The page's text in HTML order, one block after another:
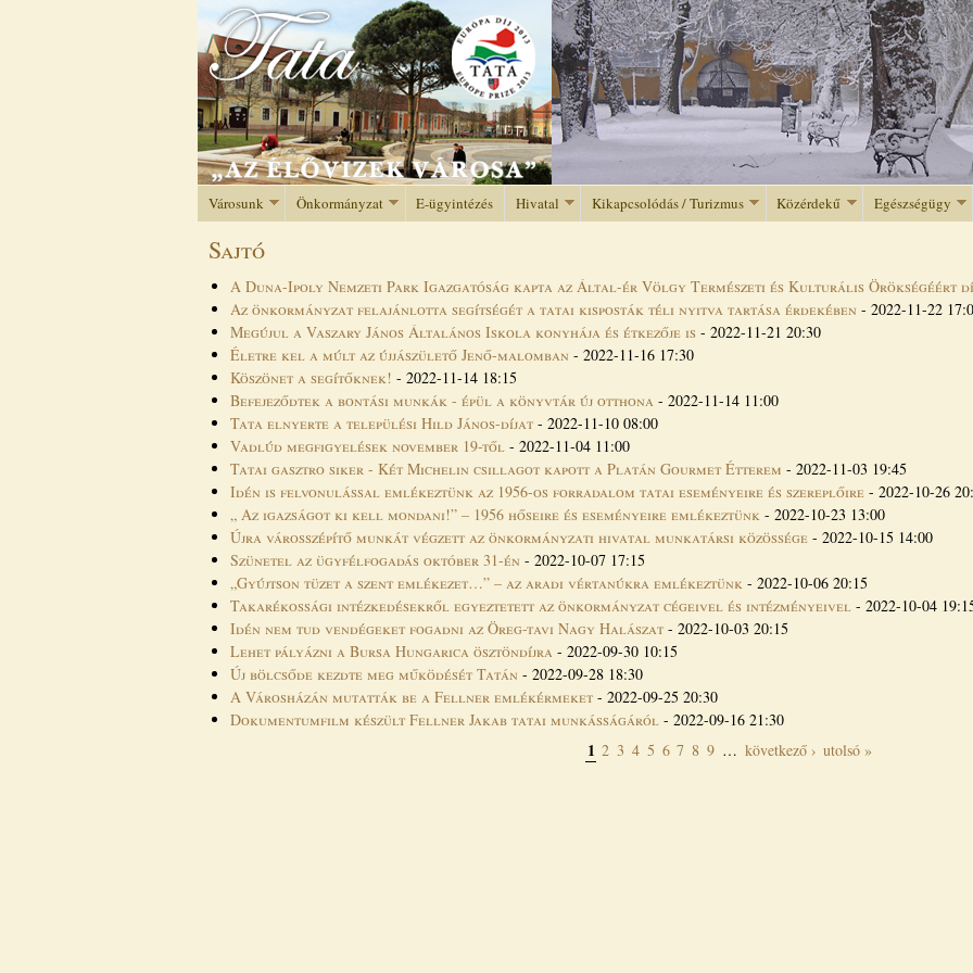
Jump to navigation
Városunk Önkormányzat E-ügyintézés Hivatal Kikapcsolódás / Turizmus Közérdekű Egészségügy
Sajtó
A Duna-Ipoly Nemzeti Park Igazgatóság kapta az Által-ér Völgy Természeti és Kulturális Örökségéért
Az önkormányzat felajánlotta segítségét a tatai kisposták téli nyitva tartása érdekében - 2022-11-22
Megújul a Vaszary János Általános Iskola konyhája és étkezője is - 2022-11-21 20:30
Életre kel a múlt az újjászülető Jenő-malomban - 2022-11-16 17:30
Köszönet a segítőknek! - 2022-11-14 18:15
Befejeződtek a bontási munkák - épül a könyvtár új otthona - 2022-11-14 11:00
Tata elnyerte a települési Hild János-díjat - 2022-11-10 08:00
Vadlúd megfigyelések november 19-től - 2022-11-04 11:00
Tatai gasztro siker - Két Michelin csillagot kapott a Platán Gourmet Étterem - 2022-11-03 19:45
Idén is felvonulással emlékeztünk az 1956-os forradalom tatai eseményeire és szereplőire - 2022-10-26
„ Az igazságot ki kell mondani!” – 1956 hőseire és eseményeire emlékeztünk - 2022-10-23 13:00
Újra városszépítő munkát végzett az önkormányzati hivatal munkatársi közössége - 2022-10-15 14:00
Szünetel az ügyfélfogadás október 31-én - 2022-10-07 17:15
„Gyújtson tüzet a szent emlékezet…” – az aradi vértanúkra emlékeztünk - 2022-10-06 20:15
Takarékossági intézkedésekről egyeztetett az önkormányzat cégeivel és intézményeivel - 2022-10-04
Idén nem tud vendégeket fogadni az Öreg-tavi Nagy Halászat - 2022-10-03 20:15
Lehet pályázni a Bursa Hungarica ösztöndíjra - 2022-09-30 10:15
Új bölcsőde kezdte meg működését Tatán - 2022-09-28 18:30
A Városházán mutatták be a Fellner emlékérmeket - 2022-09-25 20:30
Dokumentumfilm készült Fellner Jakab tatai munkásságáról - 2022-09-16 21:30
1 2 3 4 5 6 7 8 9 … következő › utolsó »